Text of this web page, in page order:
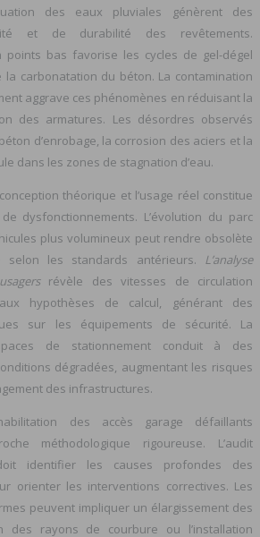
des eaux pluviales génèrent des
et de durabilité des revêtements.
points bas favorise les cycles de gel-dégel
la carbonatation du béton. La contamination
aggrave ces phénomènes en réduisant la
des armatures. Les désordres observés
d’enrobage, la corrosion des aciers et la
dans les zones de stagnation d’eau.
théorique et l’usage réel constitue
dysfonctionnements. L’évolution du parc
plus volumineux peut rendre obsolète
selon les standards antérieurs. L’analyse
révèle des vitesses de circulation
hypothèses de calcul, générant des
sur les équipements de sécurité. La
de stationnement conduit à des
dégradées, augmentant les risques
des infrastructures.
des accès garage défaillants
méthodologique rigoureuse. L’audit
identifier les causes profondes des
orienter les interventions correctives. Les
peuvent impliquer un élargissement des
des rayons de courbure ou l’installation